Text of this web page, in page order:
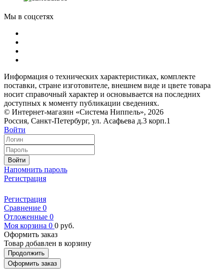
Мы в соцсетях
Информация о технических характеристиках, комплекте
поставки, стране изготовителе, внешнем виде и цвете товара
носит справочный характер и основывается на последних
доступных к моменту публикации сведениях.
© Интернет-магазин «Система Ниппель», 2026
Россия, Санкт-Петербург, ул. Асафьева д.3 корп.1
Войти
Войти
Напомнить пароль
Регистрация
Регистрация
Сравнение 0
Отложенные 0
Моя корзина 0 0 руб.
Оформить заказ
Товар добавлен в корзину
Продолжить
Оформить заказ